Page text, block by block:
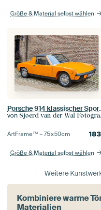
Größe & Material selbst wählen
Porsche 914
von Sjoerd van der Wal Fotografie
ArtFrame™ –75×50cm
Größe & Material selbst wählen
Weitere
Kombiniere warme
Materialien